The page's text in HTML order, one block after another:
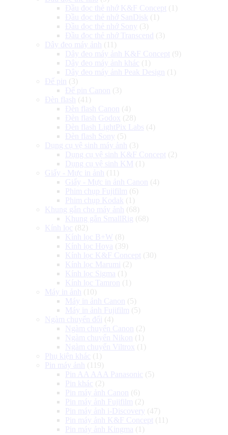
Đầu đọc thẻ nhớ K&F Concept (1)
Đầu đọc thẻ nhớ SanDisk (1)
Đầu đọc thẻ nhớ Sony (3)
Đầu đọc thẻ nhớ Transcend
(3)
Dây đeo máy ảnh
(11)
Dây đeo máy ảnh K&F Concept (9)
Dây đeo máy ảnh khác (1)
Dây đeo máy ảnh Peak Design
(1)
Đế pin
(3)
Đế pin Canon
(3)
Đèn flash
(41)
Đèn flash Canon
(4)
Đèn flash Godox (28)
Đèn flash LightPix Labs (4)
Đèn flash Sony (5)
Dụng cụ vệ sinh máy ảnh
(3)
Dụng cụ vệ sinh K&F Concept (2)
Dụng cụ vệ sinh KM (1)
Giấy - Mực in ảnh
(11)
Giấy - Mực in ảnh Canon
(4)
Phim chụp Fujifilm (6)
Phim chụp Kodak (1)
Khung gắn cho máy ảnh
(68)
Khung gắn SmallRig (68)
Kính lọc (82)
Kính lọc B+W (8)
Kính lọc Hoya (39)
Kính lọc K&F Concept (30)
Kính lọc Marumi (2)
Kính lọc Sigma (1)
Kính lọc Tamron
(1)
Máy in ảnh
(10)
Máy in ảnh Canon
(5)
Máy in ảnh Fujifilm (5)
Ngàm chuyển đổi (4)
Ngàm chuyển Canon
(2)
Ngàm chuyển Nikon
(1)
Ngàm chuyển Viltrox (1)
Phụ kiện khác (1)
Pin máy ảnh
(119)
Pin AA AAA Panasonic (5)
Pin khác (2)
Pin máy ảnh Canon
(6)
Pin máy ảnh Fujifilm (2)
Pin máy ảnh i-Discovery (47)
Pin máy ảnh K&F Concept (11)
Pin máy ảnh Kingma (1)